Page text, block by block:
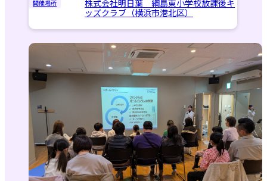
開催場所
株式会社明日葉 綱島東小学校放課後キ
ッズクラブ（横浜市港北区）